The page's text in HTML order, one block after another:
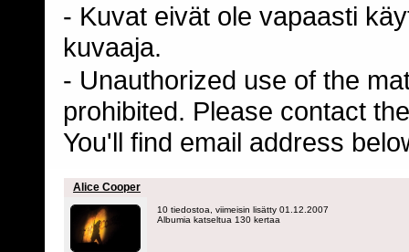
- Kuvat eivät ole vapaasti
kuvaaja.
- Unauthorized use of the
prohibited. Please contact
You'll find email address
Alice Cooper
10 tiedostoa, viimeisin lisätty 01.12.2007
Albumia katseltua 130 kertaa